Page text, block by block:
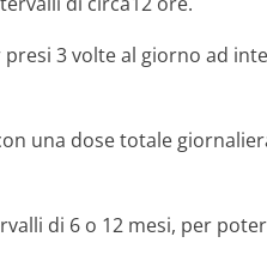
3 volte al giorno ad
una dose totale
di 6 o 12 mesi, per poter